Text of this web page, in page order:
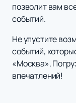
позволит вам
событий.
Не упустите
событий,
«Москва».
впечатлений!